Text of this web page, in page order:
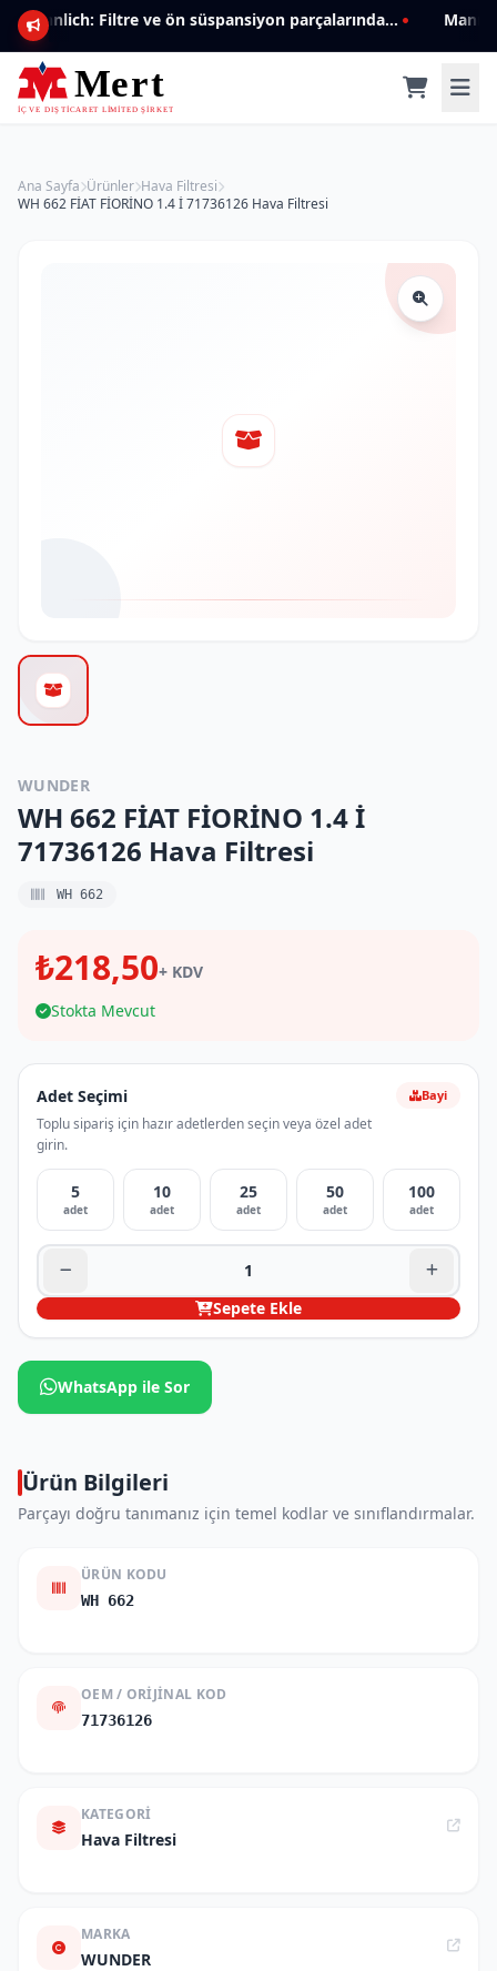
Mannlich: Filtre ve ön süspansiyon parçalarında genişleyen ürün yelpazesiyle kalite ve güven.
Ana Sayfa Ürünler Hava Filtresi
WH 662 FİAT FİORİNO 1.4 İ 71736126 Hava Filtresi
WUNDER
WH 662 FİAT FİORİNO 1.4 İ
71736126 Hava Filtresi
WH 662
₺218,50+ KDV
Stokta Mevcut
Adet Seçimi
Toplu sipariş için hazır adetlerden seçin veya özel adet
girin.
Bayi
5
adet
10
adet
25
adet
50
adet
100
adet
Sepete Ekle
WhatsApp ile Sor
Ürün Bilgileri
Parçayı doğru tanımanız için temel kodlar ve sınıflandırmalar.
ÜRÜN KODU
WH 662
OEM / ORIJINAL KOD
71736126
KATEGORI
Hava Filtresi
MARKA
WUNDER